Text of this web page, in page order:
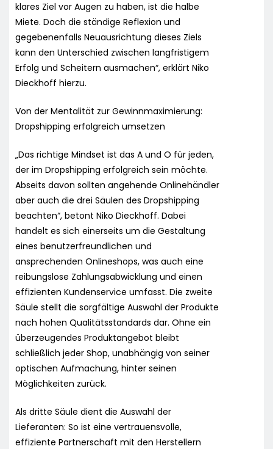
klares Ziel vor Augen zu haben, ist die halbe
Miete. Doch die ständige Reflexion und
gegebenenfalls Neuausrichtung dieses Ziels
kann den Unterschied zwischen langfristigem
Erfolg und Scheitern ausmachen“, erklärt Niko
Dieckhoff hierzu.
Von der Mentalität zur Gewinnmaximierung:
Dropshipping erfolgreich umsetzen
„Das richtige Mindset ist das A und O für jeden,
der im Dropshipping erfolgreich sein möchte.
Abseits davon sollten angehende Onlinehändler
aber auch die drei Säulen des Dropshipping
beachten“, betont Niko Dieckhoff. Dabei
handelt es sich einerseits um die Gestaltung
eines benutzerfreundlichen und
ansprechenden Onlineshops, was auch eine
reibungslose Zahlungsabwicklung und einen
effizienten Kundenservice umfasst. Die zweite
Säule stellt die sorgfältige Auswahl der Produkte
nach hohen Qualitätsstandards dar. Ohne ein
überzeugendes Produktangebot bleibt
schließlich jeder Shop, unabhängig von seiner
optischen Aufmachung, hinter seinen
Möglichkeiten zurück.
Als dritte Säule dient die Auswahl der
Lieferanten: So ist eine vertrauensvolle,
effiziente Partnerschaft mit den Herstellern